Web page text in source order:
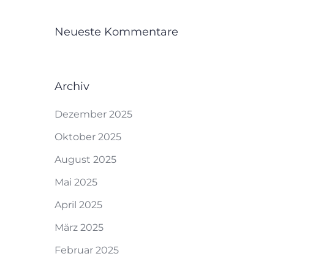
Neueste Kommentare
Archiv
Dezember 2025
Oktober 2025
August 2025
Mai 2025
April 2025
März 2025
Februar 2025